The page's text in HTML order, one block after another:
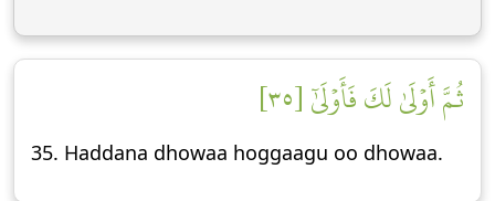
ثُمَّ أَوۡلَىٰ لَكَ فَأَوۡلَىٰٓ [٣٥]
35. Haddana dhowaa hoggaagu oo dhowaa.